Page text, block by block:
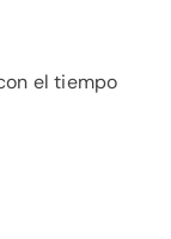
el tiempo